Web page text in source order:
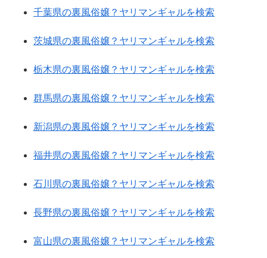
千葉県の裏風俗嬢？ヤリマンギャルを検索
茨城県の裏風俗嬢？ヤリマンギャルを検索
栃木県の裏風俗嬢？ヤリマンギャルを検索
群馬県の裏風俗嬢？ヤリマンギャルを検索
新潟県の裏風俗嬢？ヤリマンギャルを検索
福井県の裏風俗嬢？ヤリマンギャルを検索
石川県の裏風俗嬢？ヤリマンギャルを検索
長野県の裏風俗嬢？ヤリマンギャルを検索
富山県の裏風俗嬢？ヤリマンギャルを検索